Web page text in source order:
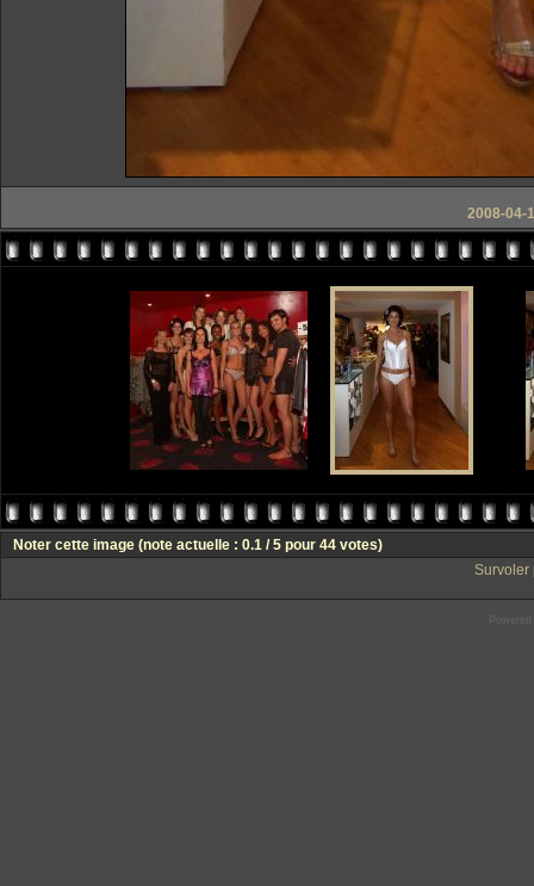
2008-04-
Noter cette image (note actuelle : 0.1 / 5 pour 44 votes)
Survoler